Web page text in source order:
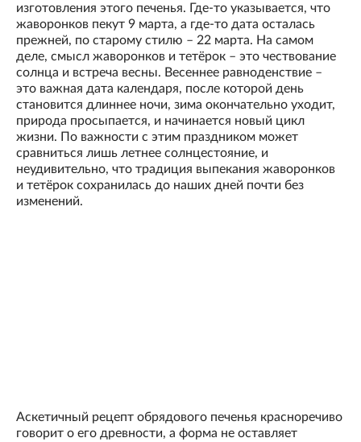
изготовления этого печенья. Где-то указывается, что
жаворонков пекут 9 марта, а где-то дата осталась
прежней, по старому стилю – 22 марта. На самом
деле, смысл жаворонков и тетёрок – это чествование
солнца и встреча весны. Весеннее равноденствие –
это важная дата календаря, после которой день
становится длиннее ночи, зима окончательно уходит,
природа просыпается, и начинается новый цикл
жизни. По важности с этим праздником может
сравниться лишь летнее солнцестояние, и
неудивительно, что традиция выпекания жаворонков
и тетёрок сохранилась до наших дней почти без
изменений.
Аскетичный рецепт обрядового печенья красноречиво
говорит о его древности, а форма не оставляет